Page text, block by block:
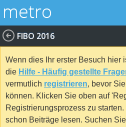
FIBO 2016
Wenn dies Ihr erster Besuch hier
die Hilfe - Häufig gestellte
vermutlich registrieren, bevor
können. Klicken Sie oben auf
Registrierungsprozess zu
schon Beiträge lesen. Suchen